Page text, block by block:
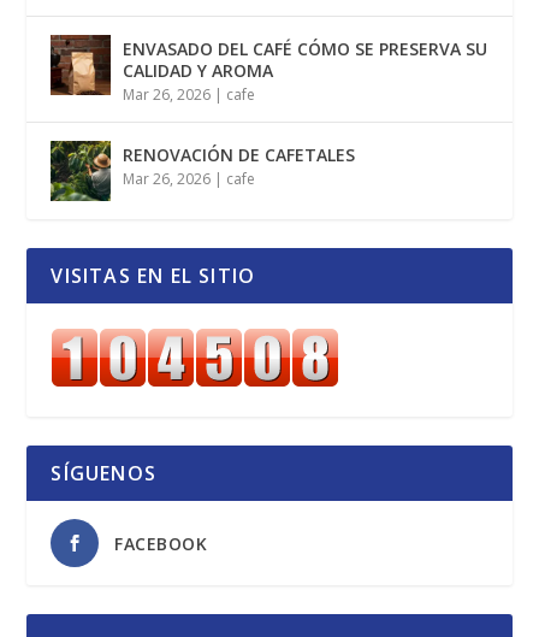
ENVASADO DEL CAFÉ CÓMO SE PRESERVA SU
CALIDAD Y AROMA
Mar 26, 2026 | cafe
RENOVACIÓN DE CAFETALES
Mar 26, 2026 | cafe
VISITAS EN EL SITIO
SÍGUENOS
FACEBOOK